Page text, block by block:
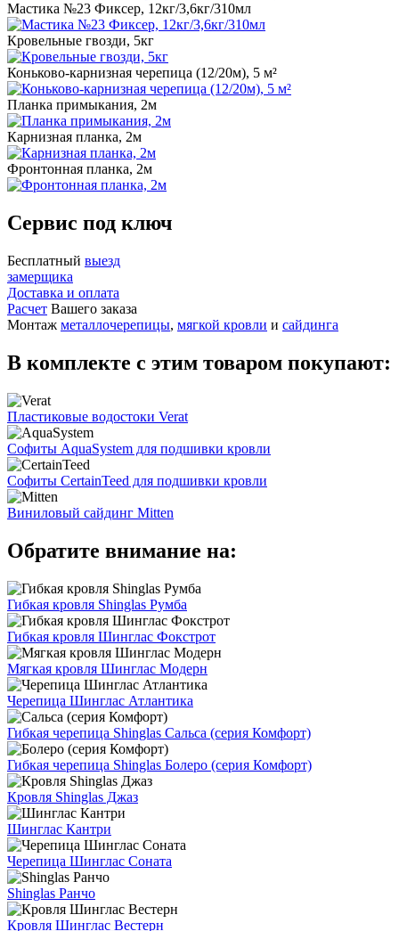
Мастика №23 Фиксер, 12кг/3,6кг/310мл
Кровельные гвозди, 5кг
Коньково-карнизная черепица (12/20м), 5 м²
Планка примыкания, 2м
Карнизная планка, 2м
Фронтонная планка, 2м
Сервис под ключ
Бесплатный выезд
замерщика
Доставка и оплата
Расчет Вашего заказа
Монтаж металлочерепицы, мягкой кровли и сайдинга
В комплекте с этим товаром покупают:
Пластиковые водостоки Verat
Софиты AquaSystem для подшивки кровли
Софиты CertainTeed для подшивки кровли
Виниловый сайдинг Mitten
Обратите внимание на:
Гибкая кровля Shinglas Румба
Гибкая кровля Шинглас Фокстрот
Мягкая кровля Шинглас Модерн
Черепица Шинглас Атлантика
Гибкая черепица Shinglas Сальса (серия Комфорт)
Гибкая черепица Shinglas Болеро (серия Комфорт)
Кровля Shinglas Джаз
Шинглас Кантри
Черепица Шинглас Соната
Shinglas Ранчо
Кровля Шинглас Вестерн